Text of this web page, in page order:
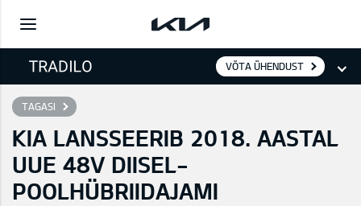
VÕTA ÜHENDUST
TAGASI
KIA LANSSEERIB 2018. AASTAL
UUE 48V DIISEL-
POOLHÜBRIIDAJAMI